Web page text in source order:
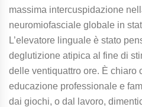
massima intercuspidazione
neuromiofasciale globale in
L’elevatore linguale è stato
deglutizione atipica al fine di
delle ventiquattro ore. È chiaro
educazione professionale e
dai giochi, o dal lavoro,